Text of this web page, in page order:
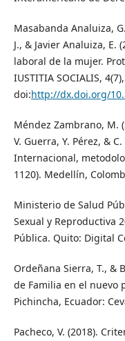
Masabanda Analuiza,
J., & Javier Analuiza, E.
laboral de la mujer.
IUSTITIA SOCIALIS,
doi:http://dx.doi.org/
Méndez Zambrano, M.
V. Guerra, Y. Pérez, &
Internacional,
1120). Medellín,
Ministerio de Salud
Sexual y Reproductiva
Pública. Quito: Digital
Ordeñana Sierra, T., &
de Familia en el nuevo
Pichincha, Ecuador:
Pacheco, V. (2018).